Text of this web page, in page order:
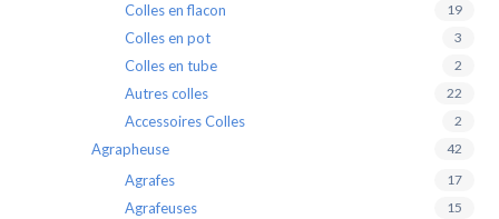
Colles en flacon 19
Colles en pot 3
Colles en tube 2
Autres colles 22
Accessoires Colles 2
Agrapheuse 42
Agrafes 17
Agrafeuses 15